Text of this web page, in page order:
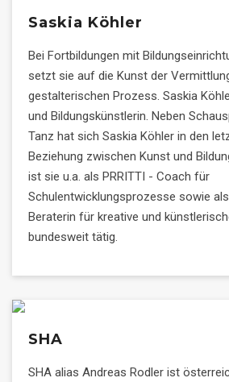
Saskia Köhler
Bei Fortbildungen mit
setzt sie auf die Kunst der
gestalterischen Prozess. Saskia
und Bildungskünstlerin. Neben
Tanz hat sich Saskia Köhler in den
Beziehung zwischen Kunst und
ist sie u.a. als PRRITTI - Coach für
Schulentwicklungsprozesse sowie
Beraterin für kreative und
bundesweit tätig.
SHA
SHA alias Andreas Rodler ist